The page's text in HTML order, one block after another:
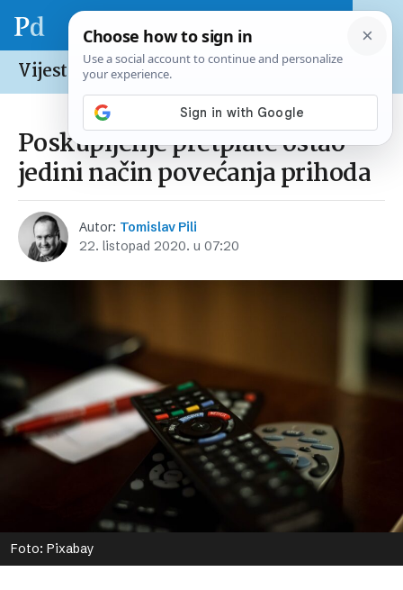
Vijesti /Svijet
Poskupljenje pretplate ostao
jedini način povećanja prihoda
Autor: Tomislav Pili
22. listopad 2020. u 07:20
Foto: Pixabay